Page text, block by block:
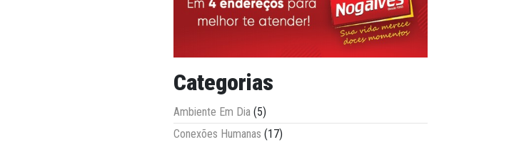
Categorias
Ambiente Em Dia (5)
Conexões Humanas (17)